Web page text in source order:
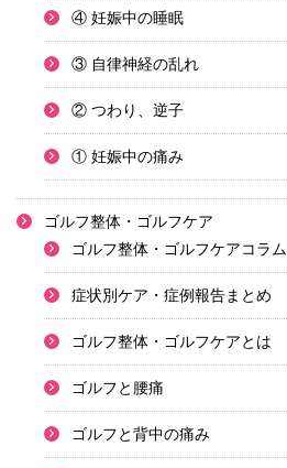
④ 妊娠中の睡眠
③ 自律神経の乱れ
② つわり、逆子
① 妊娠中の痛み
ゴルフ整体・ゴルフケア
ゴルフ整体・ゴルフケアコラム
症状別ケア・症例報告まとめ
ゴルフ整体・ゴルフケアとは
ゴルフと腰痛
ゴルフと背中の痛み